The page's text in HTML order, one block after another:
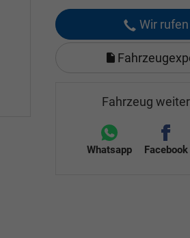
Wir
Fahrzeug
Whatsapp Facebook